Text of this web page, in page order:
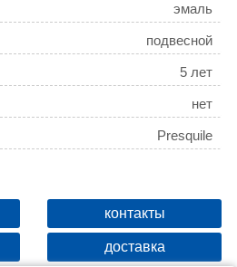
эмаль
подвесной
5 лет
нет
Presquile
контакты
доставка